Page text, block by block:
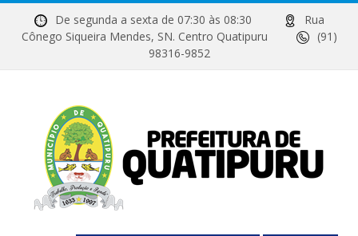
De segunda a sexta de 07:30 às 08:30
Rua
Cônego Siqueira Mendes, SN. Centro Quatipuru
(91)
98316-9852